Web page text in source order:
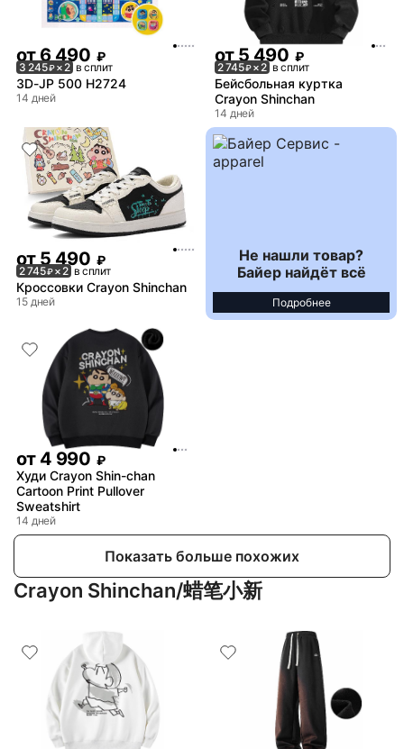
от6 490 ₽
3 245₽× 2 в сплит
3D-JP 500 H2724
14 дней
от5 490 ₽
2 745₽× 2 в сплит
Бейсбольная куртка
Crayon Shinchan
14 дней
от 5 490 ₽
2 745₽× 2 в сплит
Кроссовки Crayon Shinchan
15 дней
Не нашли товар?
Байер найдёт всё
Подробнее
от 4 990 ₽
Худи Crayon Shin-chan
Cartoon Print Pullover
Sweatshirt
14 дней
Показать больше похожих
Crayon Shinchan/蜡笔小新